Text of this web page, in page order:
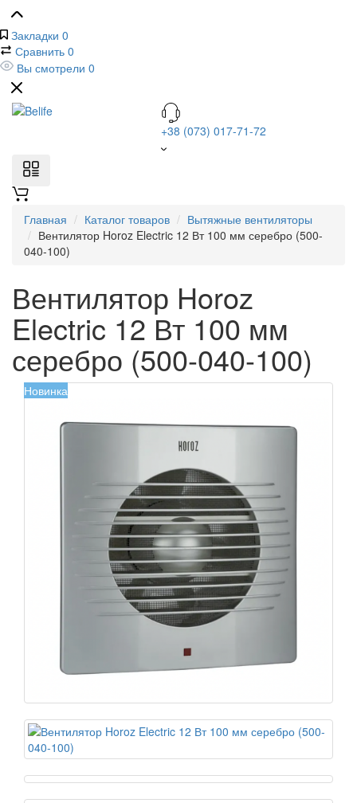
Закладки 0
Сравнить 0
Вы смотрели 0
+38 (073) 017-71-72
Главная Каталог товаров
Вытяжные вентиляторы
Вентилятор Horoz Electric 12 Вт 100 мм серебро (500-
040-100)
Вентилятор Horoz
Electric 12 Вт 100 мм
серебро (500-040-100)
Новинка